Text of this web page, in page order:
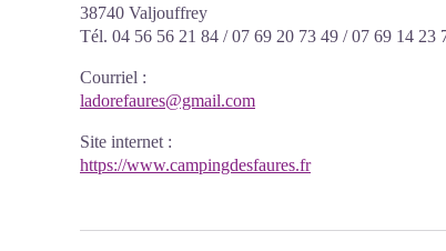
38740 Valjouffrey
Tél. 04 56 56 21 84 / 07 69 20 73 49 / 07 69 14 23
Courriel :
ladorefaures@gmail.com
Site internet :
https://www.campingdesfaures.fr